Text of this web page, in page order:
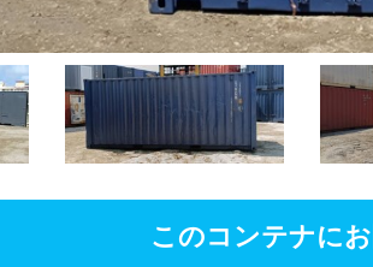
このコンテナに